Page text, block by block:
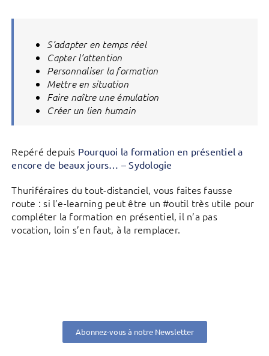
S’adapter en temps réel
Capter l’attention
Personnaliser la formation
Mettre en situation
Faire naître une émulation
Créer un lien humain
Repéré depuis Pourquoi la formation en présentiel a
encore de beaux jours… – Sydologie
Thuriféraires du tout-distanciel, vous faites fausse
route : si l’e-learning peut être un #outil très utile pour
compléter la formation en présentiel, il n’a pas
vocation, loin s’en faut, à la remplacer.
Abonnez-vous à notre Newsletter